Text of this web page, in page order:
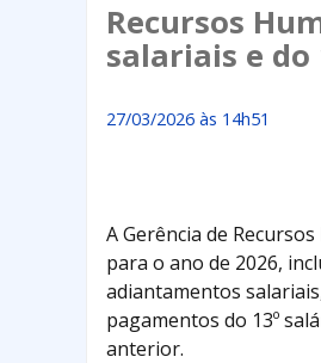
Recursos
salariais e do
27/03/2026 às 14h51
A Gerência de
para o ano de 2026,
adiantamentos
pagamentos do 13º
anterior.